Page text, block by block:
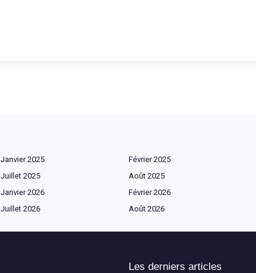
Janvier 2025 Février 2025
Juillet 2025 Août 2025
Janvier 2026 Février 2026
Juillet 2026 Août 2026
Les derniers articles